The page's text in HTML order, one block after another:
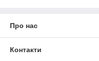
Про нас
Контакти